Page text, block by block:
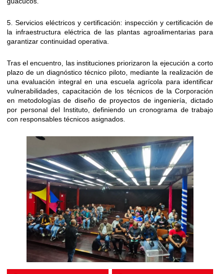
5. Servicios eléctricos y certificación: inspección y certificación de
la infraestructura eléctrica de las plantas agroalimentarias para
garantizar continuidad operativa.
Tras el encuentro, las instituciones priorizaron la ejecución a corto
plazo de un diagnóstico técnico piloto, mediante la realización de
una evaluación integral en una escuela agrícola para identificar
vulnerabilidades, capacitación de los técnicos de la Corporación
en metodologías de diseño de proyectos de ingeniería, dictado
por personal del Instituto, definiendo un cronograma de trabajo
con responsables técnicos asignados.